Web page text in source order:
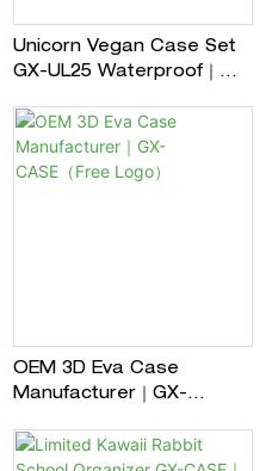
Unicorn Vegan Case Set
GX-UL25 Waterproof｜
OEM 3D Eva Case
Manufacturer｜GX-